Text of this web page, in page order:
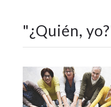
"¿Quién, yo?